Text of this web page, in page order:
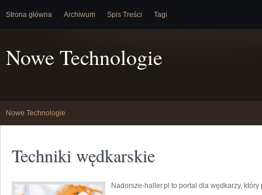
Strona główna Archiwum Spis Treści Tagi
Nowe Technologie
Nowe Technologie
Techniki wędkarskie
Nadorsze-haller.pl to portal dla wędkarzy,